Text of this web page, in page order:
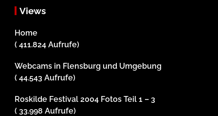
Views
Home
( 411.824 Aufrufe)
Webcams in Flensburg und Umgebung
( 44.543 Aufrufe)
Roskilde Festival 2004 Fotos Teil 1 – 3
( 33.998 Aufrufe)